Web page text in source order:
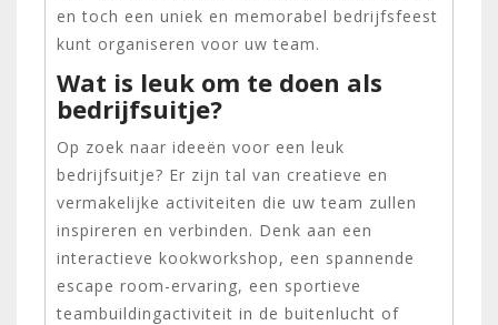
en toch een uniek en memorabel bedrijfsfeest
kunt organiseren voor uw team.
Wat is leuk om te doen als
bedrijfsuitje?
Op zoek naar ideeën voor een leuk
bedrijfsuitje? Er zijn tal van creatieve en
vermakelijke activiteiten die uw team zullen
inspireren en verbinden. Denk aan een
interactieve kookworkshop, een spannende
escape room-ervaring, een sportieve
teambuildingactiviteit in de buitenlucht of